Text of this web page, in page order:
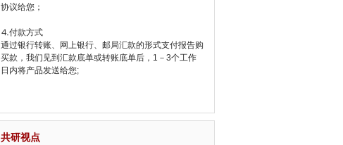
协议给您；
⒋付款方式
通过银行转账、网上银行、邮局汇款的形式支付报告购
买款，我们见到汇款底单或转账底单后，1－3个工作
日内将产品发送给您;
共研视点